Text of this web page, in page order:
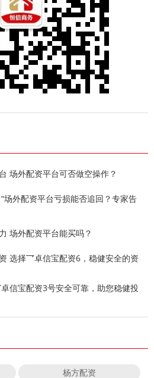
场外配资平台可否做空操作？
场外配资平台亏损能否追回？专家告
场外配资平台能买吗？
选择乛卓信宝配资6，稳健安全的资
信宝配资3号安全可靠，助您稳健投
杨方配资